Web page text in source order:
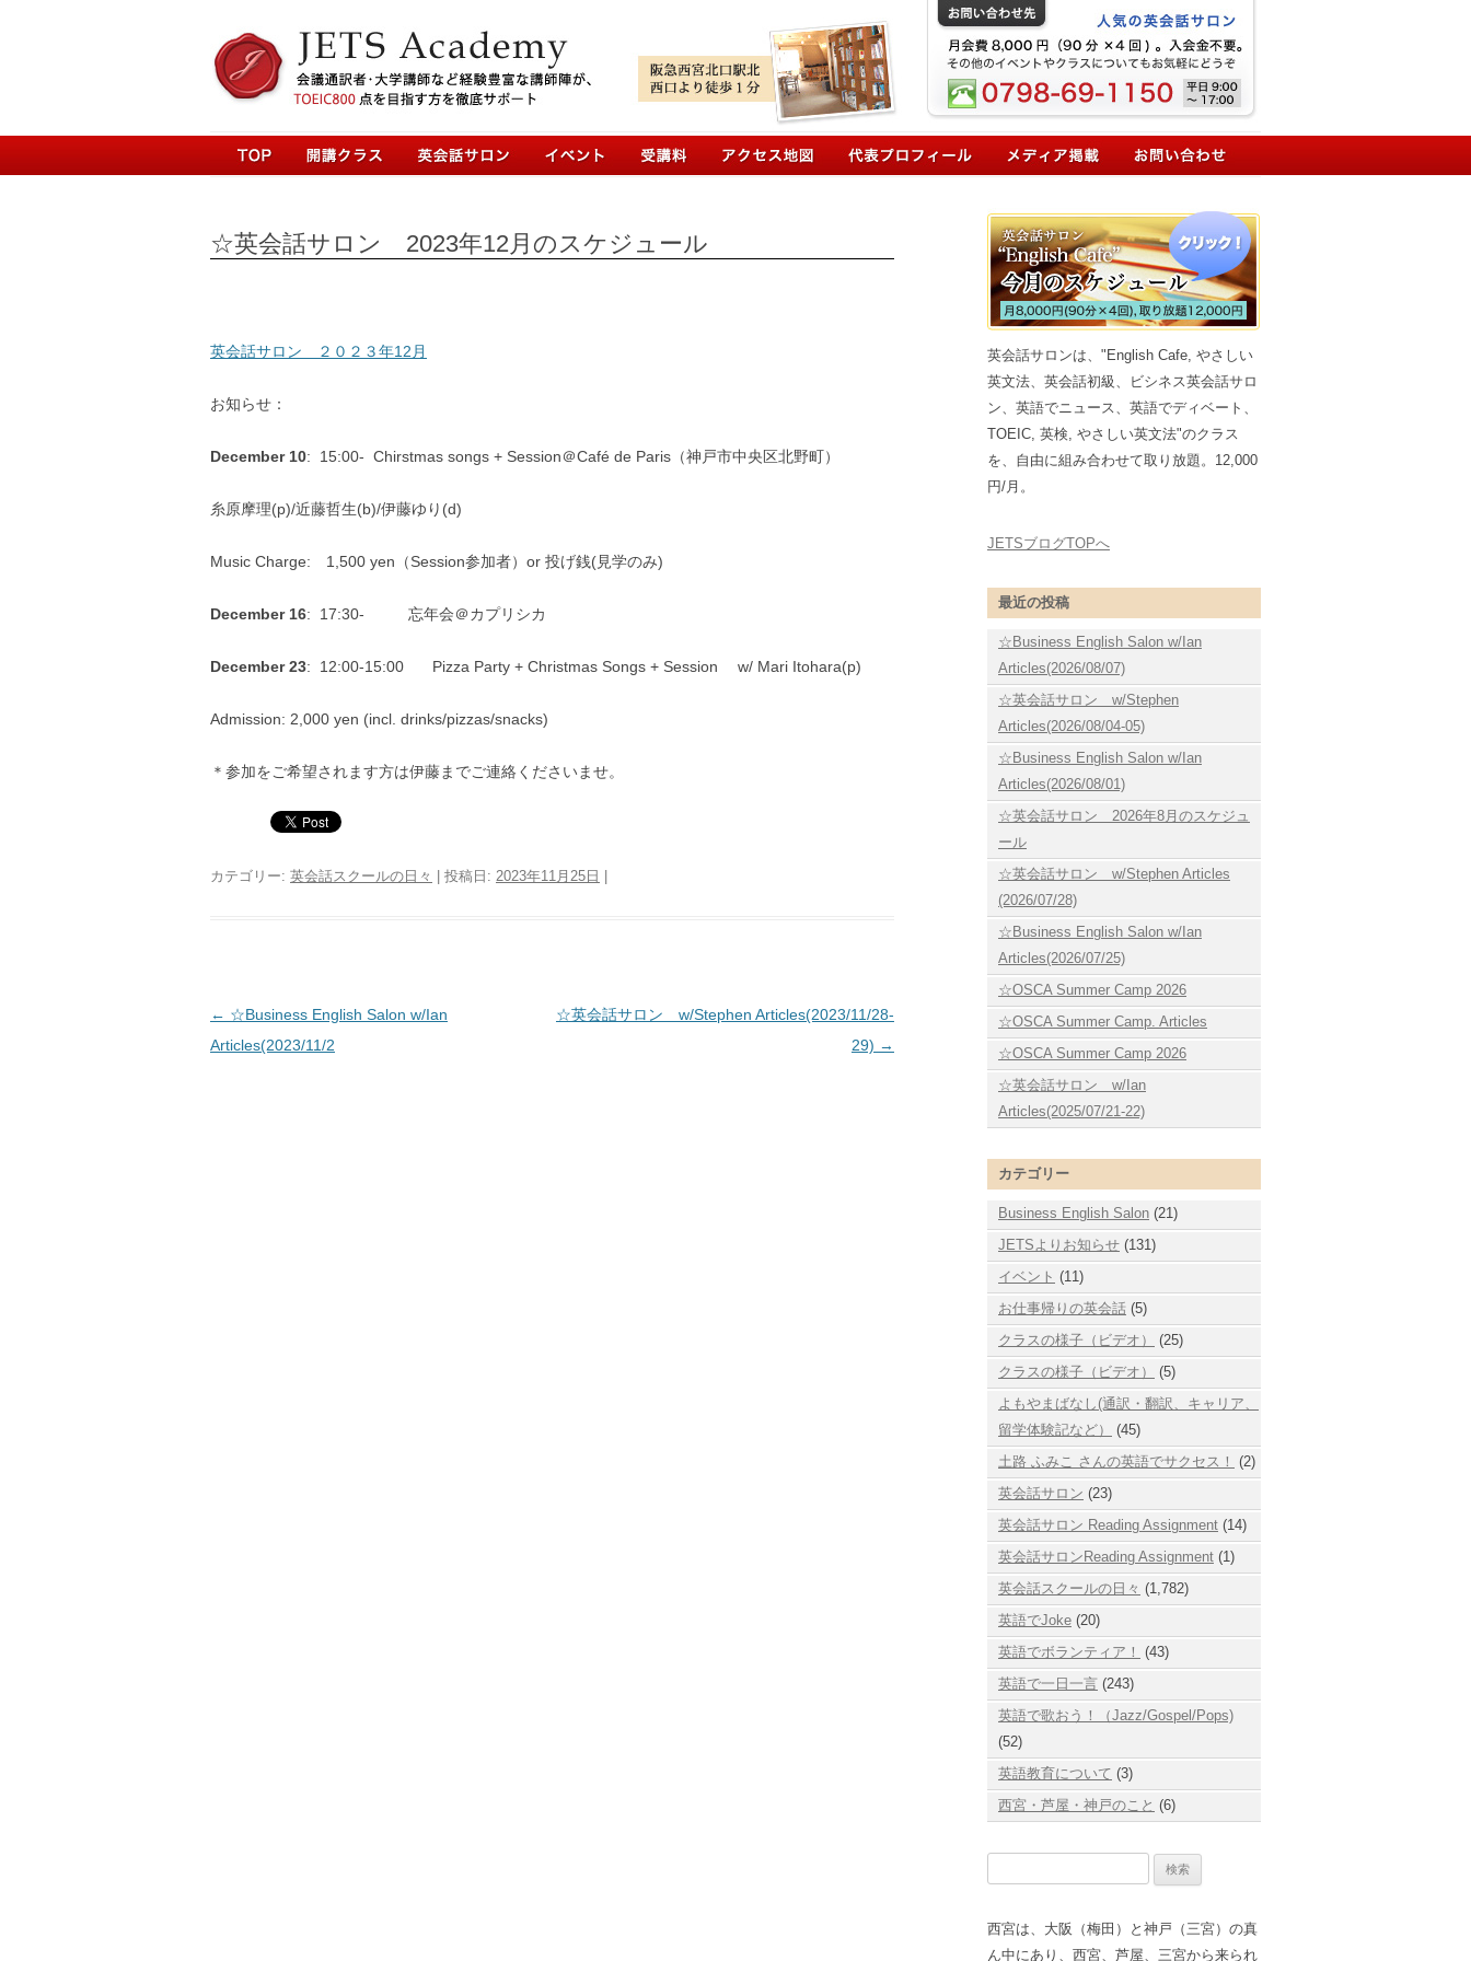
コンテンツへ移動
☆英会話サロン 2023年12月のスケジュール
英会話サロン ２０２３年12月
お知らせ：
December 10: 15:00- Chirstmas songs + Session＠Café de Paris（神戸市中央区北野町）
糸原摩理(p)/近藤哲生(b)/伊藤ゆり(d)
Music Charge: 1,500 yen（Session参加者）or 投げ銭(見学のみ)
December 16: 17:30- 忘年会＠カプリシカ
December 23: 12:00-15:00 Pizza Party + Christmas Songs + Session w/ Mari Itohara(p)
Admission: 2,000 yen (incl. drinks/pizzas/snacks)
＊参加をご希望されます方は伊藤までご連絡くださいませ。
カテゴリー: 英会話スクールの日々 | 投稿日: 2023年11月25日
投稿ナビゲーション
← ☆Business English Salon w/Ian
Articles(2023/11/2
☆英会話サロン w/Stephen Articles(2023/11/28-
29) →
英会話サロンは、"English Cafe, やさしい
英文法、英会話初級、ビシネス英会話サロ
ン、英語でニュース、英語でディベート、
TOEIC, 英検, やさしい英文法"のクラス
を、自由に組み合わせて取り放題。12,000
円/月。
JETSブログTOPへ
最近の投稿
☆Business English Salon w/Ian
Articles(2026/08/07)
☆英会話サロン w/Stephen
Articles(2026/08/04-05)
☆Business English Salon w/Ian
Articles(2026/08/01)
☆英会話サロン 2026年8月のスケジュ
ール
☆英会話サロン w/Stephen Articles
(2026/07/28)
☆Business English Salon w/Ian
Articles(2026/07/25)
☆OSCA Summer Camp 2026
☆OSCA Summer Camp. Articles
☆OSCA Summer Camp 2026
☆英会話サロン w/Ian
Articles(2025/07/21-22)
カテゴリー
Business English Salon (21)
JETSよりお知らせ (131)
イベント (11)
お仕事帰りの英会話 (5)
クラスの様子（ビデオ）
(25)
クラスの様子（ビデオ）
(5)
よもやまばなし(通訳・翻訳、キャリア、
留学体験記など）
(45)
土路 ふみこ さんの英語でサクセス！
(2)
英会話サロン (23)
英会話サロン Reading Assignment (14)
英会話サロンReading Assignment (1)
英会話スクールの日々 (1,782)
英語でJoke (20)
英語でボランティア！
(43)
英語で一日一言 (243)
英語で歌おう！（Jazz/Gospel/Pops)
(52)
英語教育について (3)
西宮・芦屋・神戸のこと (6)
西宮は、大阪（梅田）と神戸（三宮）の真
ん中にあり、西宮、芦屋、三宮から来られ